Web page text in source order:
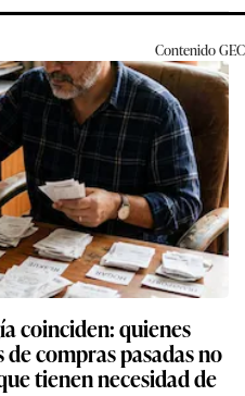
ContenidoGEC
coinciden: quienes
compras pasadas no
tienen necesidad de